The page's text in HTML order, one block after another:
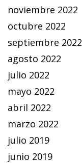
noviembre 2022
octubre 2022
septiembre 2022
agosto 2022
julio 2022
mayo 2022
abril 2022
marzo 2022
julio 2019
junio 2019